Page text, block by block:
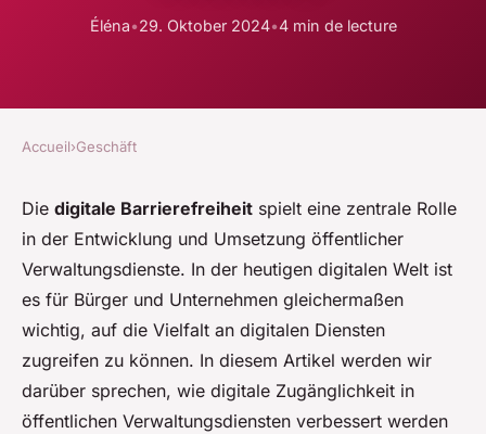
Éléna•29. Oktober 2024•4 min de lecture
Accueil›Geschäft
Die digitale Barrierefreiheit spielt eine zentrale Rolle
in der Entwicklung und Umsetzung öffentlicher
Verwaltungsdienste. In der heutigen digitalen Welt ist
es für Bürger und Unternehmen gleichermaßen
wichtig, auf die Vielfalt an digitalen Diensten
zugreifen zu können. In diesem Artikel werden wir
darüber sprechen, wie digitale Zugänglichkeit in
öffentlichen Verwaltungsdiensten verbessert werden